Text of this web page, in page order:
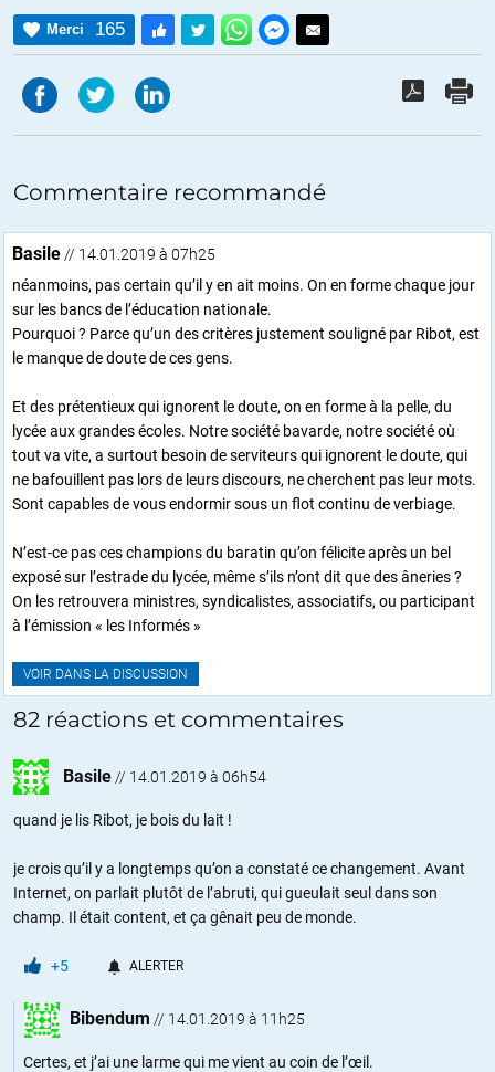
Merci 165
Commentaire recommandé
Basile // 14.01.2019 à 07h25
néanmoins, pas certain qu’il y en ait moins. On en forme chaque jour
sur les bancs de l’éducation nationale.
Pourquoi ? Parce qu’un des critères justement souligné par Ribot, est
le manque de doute de ces gens.
Et des prétentieux qui ignorent le doute, on en forme à la pelle, du
lycée aux grandes écoles. Notre société bavarde, notre société où
tout va vite, a surtout besoin de serviteurs qui ignorent le doute, qui
ne bafouillent pas lors de leurs discours, ne cherchent pas leur mots.
Sont capables de vous endormir sous un flot continu de verbiage.
N’est-ce pas ces champions du baratin qu’on félicite après un bel
exposé sur l’estrade du lycée, même s’ils n’ont dit que des âneries ?
On les retrouvera ministres, syndicalistes, associatifs, ou participant
à l’émission « les Informés »
VOIR DANS LA DISCUSSION
82 réactions et commentaires
Basile // 14.01.2019 à 06h54
quand je lis Ribot, je bois du lait !
je crois qu’il y a longtemps qu’on a constaté ce changement. Avant
Internet, on parlait plutôt de l’abruti, qui gueulait seul dans son
champ. Il était content, et ça gênait peu de monde.
+5 ALERTER
Bibendum // 14.01.2019 à 11h25
Certes, et j’ai une larme qui me vient au coin de l’œil.